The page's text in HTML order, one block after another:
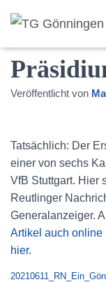
Veröffentlicht von
Tatsächlich: Der
einer von sechs
VfB Stuttgart. Hier
Reutlinger
Generalanzeiger.
Artikel auch online
hier.